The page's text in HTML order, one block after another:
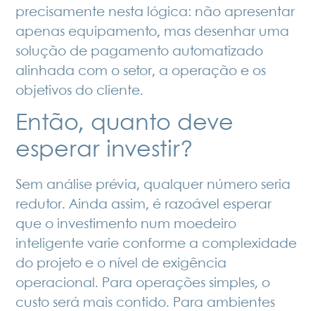
precisamente nesta lógica: não apresentar
apenas equipamento, mas desenhar uma
solução de pagamento automatizado
alinhada com o setor, a operação e os
objetivos do cliente.
Então, quanto deve
esperar investir?
Sem análise prévia, qualquer número seria
redutor. Ainda assim, é razoável esperar
que o investimento num moedeiro
inteligente varie conforme a complexidade
do projeto e o nível de exigência
operacional. Para operações simples, o
custo será mais contido. Para ambientes